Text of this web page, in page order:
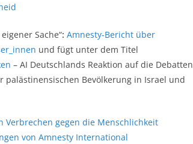
Sache“: Amnesty-Bericht über
und fügt unter dem Titel
– AI Deutschlands Reaktion auf die Debatten
Bevölkerung in Israel und
Verbrechen gegen die Menschlichkeit
von Amnesty International